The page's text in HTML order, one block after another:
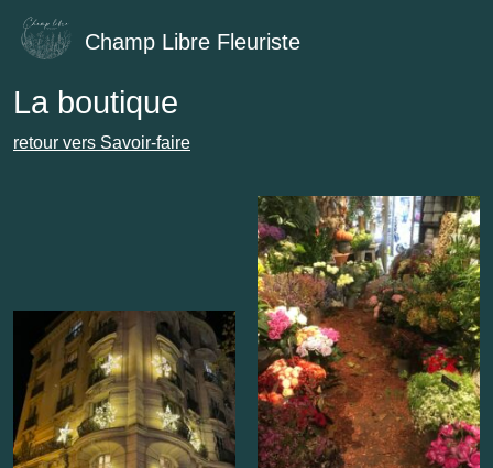
Champ Libre Fleuriste
La boutique
retour vers Savoir-faire